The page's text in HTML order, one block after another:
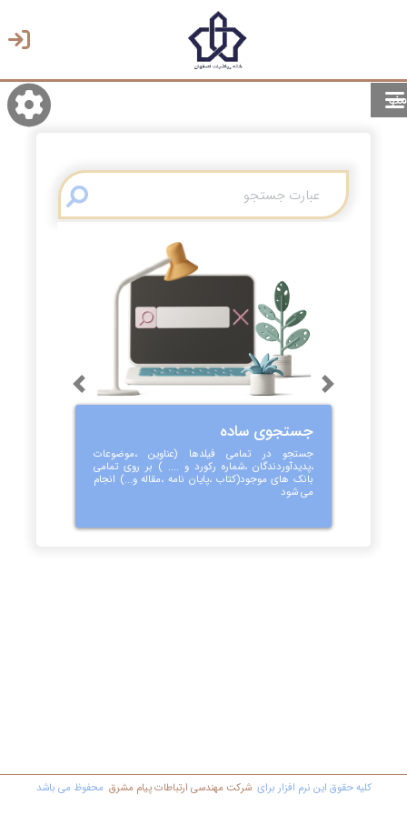
منو
انتخاب زبان
جستجوی ساده
جستجو در تمامی فیلدها (عناوین ،موضوعات
،پدیدآوردندگان ،شماره رکورد و .... ) بر روی تمامی
بانک های موجود(کتاب ،پایان نامه ،مقاله و...) انجام
می شود
Previous Next
کليه حقوق اين نرم افزار برای شرکت مهندسي ارتباطات پیام مشرق محفوظ مي باشد